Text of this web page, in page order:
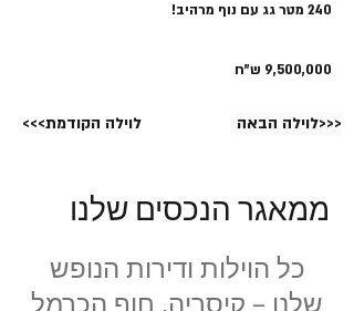
240 מטר גג עם נוף מרהיב!
9,500,000 ש"ח
<<<לוילה הקודמת לוילה הבאה>>>
ממאגר הנכסים שלנו
כל הוילות ודירות הנופש
שלנו – קיסריה, חוף הכרמל